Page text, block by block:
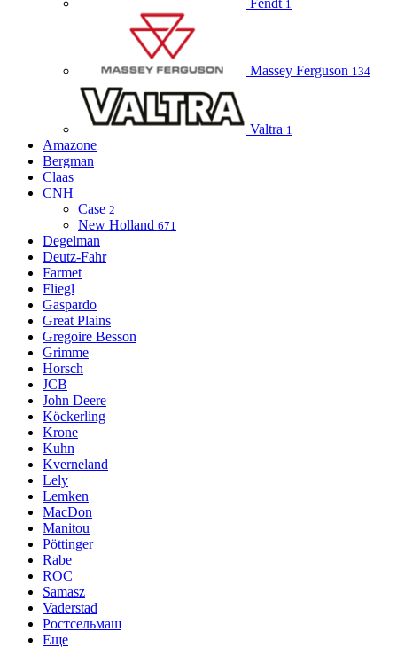
Fendt 1
Massey Ferguson 134
Valtra 1
Amazone
Bergman
Claas
CNH
Case 2
New Holland 671
Degelman
Deutz-Fahr
Farmet
Fliegl
Gaspardo
Great Plains
Gregoire Besson
Grimme
Horsch
JCB
John Deere
Köckerling
Krone
Kuhn
Kverneland
Lely
Lemken
MacDon
Manitou
Pöttinger
Rabe
ROC
Samasz
Vaderstad
Ростсельмаш
Еще